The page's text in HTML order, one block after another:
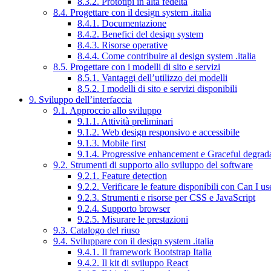
8.4. Progettare con il design system .italia
8.4.1. Documentazione
8.4.2. Benefici del design system
8.4.3. Risorse operative
8.4.4. Come contribuire al design system .italia
8.5. Progettare con i modelli di sito e servizi
8.5.1. Vantaggi dell’utilizzo dei modelli
8.5.2. I modelli di sito e servizi disponibili
9. Sviluppo dell’interfaccia
9.1. Approccio allo sviluppo
9.1.1. Attività preliminari
9.1.2. Web design responsivo e accessibile
9.1.3. Mobile first
9.1.4. Progressive enhancement e Graceful
9.2. Strumenti di supporto allo sviluppo del software
9.2.1. Feature detection
9.2.2. Verificare le feature disponibili con Can I
9.2.3. Strumenti e risorse per CSS e JavaScript
9.2.4. Supporto browser
9.2.5. Misurare le prestazioni
9.3. Catalogo del riuso
9.4. Sviluppare con il design system .italia
9.4.1. Il framework Bootstrap Italia
9.4.2. Il kit di sviluppo React